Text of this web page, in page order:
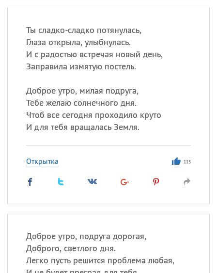
Ты сладко-сладко потянулась,
Глаза открыла, улыбнулась.
И с радостью встречая новый день,
Заправила измятую постель.
Доброе утро, милая подруга,
Тебе желаю солнечного дня.
Чтоб все сегодня проходило круто
И для тебя вращалась Земля.
Открытка 115
Доброе утро, подруга дорогая,
Доброго, светлого дня.
Легко пусть решится проблема любая,